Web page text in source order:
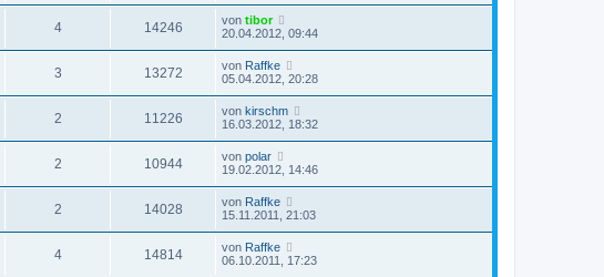
4 14246 von tibor
20.04.2012, 09:44
3 13272 von Raffke
05.04.2012, 20:28
2 11226 von kirschm
16.03.2012, 18:32
2 10944 von polar
19.02.2012, 14:46
2 14028 von Raffke
15.11.2011, 21:03
4 14814 von Raffke
06.10.2011, 17:23